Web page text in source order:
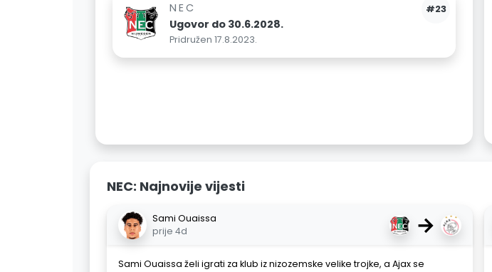
#23
NEC
Ugovor do 30.6.2028.
Pridružen 17.8.2023.
NEC: Najnovije vijesti
Sami Ouaissa
prije 4d
→
Sami Ouaissa želi igrati za klub iz nizozemske velike trojke, a Ajax se